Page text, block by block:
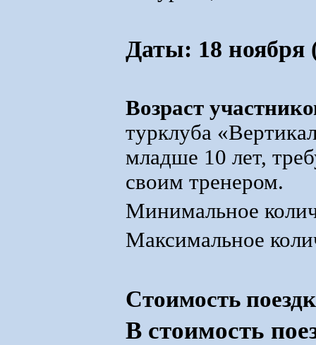
Даты: 18 ноября
Возраст
турклуба
младше 10 лет,
своим тренером.
Минимальное
Максимальное
Стоимость
В стоимость